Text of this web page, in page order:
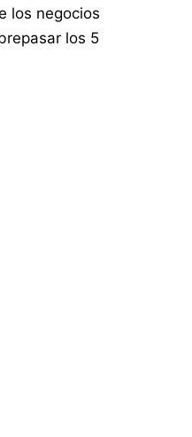
los negocios
los 5